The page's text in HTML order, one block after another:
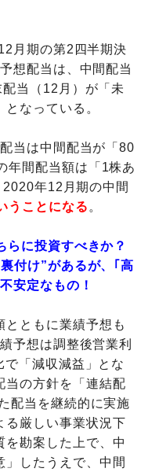
月期の第2四半期決
想配当は、中間配当
当（12月）が「未
なっている。
当は中間配当が「80
年間配当額は「1株あ
年12月期の中間
うことになる 。
らに投資すべきか？
付け”があるが、｢高
安定なもの！
とともに業績予想も
予想は調整後営業利
「減収減益」とな
当の方針を「連結配
配当を継続的に実施
る厳しい事業状況下
を勘案した上で、中
」したうえで、中間